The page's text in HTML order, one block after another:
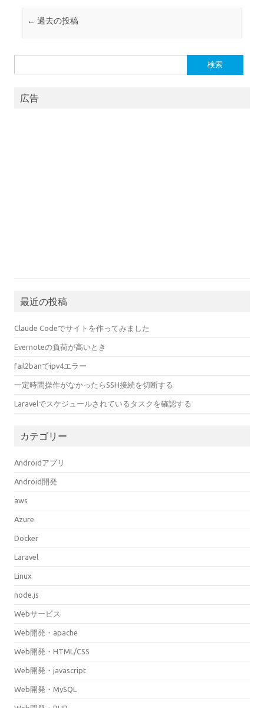
o
o
a
投稿ナビゲーション
← 過去の投稿
索:
広告
最近の投稿
Claude Codeでサイトを作ってみました
Evernoteの負荷が高いとき
fail2banでipv4エラー
一定時間操作がなかったらSSH接続を切断する
Laravelでスケジュールされているタスクを確認する
カテゴリー
Androidアプリ
Android開発
aws
Azure
Docker
Laravel
Linux
node.js
Webサービス
Web開発・apache
Web開発・HTML/CSS
Web開発・javascript
Web開発・MySQL